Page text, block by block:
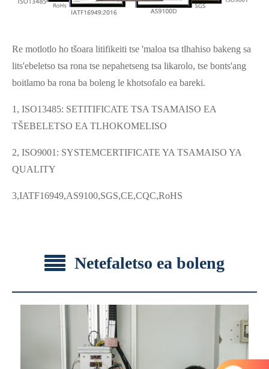
Re motlotlo ho tšoara litifikeiti tse 'maloa tsa tlhahiso bakeng sa
lits'ebeletso tsa rona tse nepahetseng tsa likarolo, tse bonts'ang
boitlamo ba rona ba boleng le khotsofalo ea bareki.
1, ISO13485: SETITIFICATE TSA TSAMAISO EA
TŠEBELETSO EA TLHOKOMELISO
2, ISO9001: SYSTEMCERTIFICATE YA TSAMAISO YA
QUALITY
3,IATF16949,AS9100,SGS,CE,CQC,RoHS
Netefaletso ea boleng